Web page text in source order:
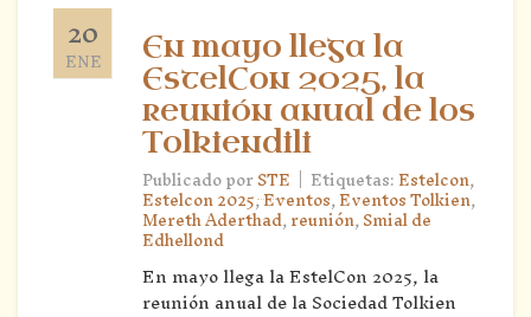
20
ENE
En mayo llega la
EstelCon 2025, la
reunión anual de los
Tolkiendili
Publicado porSTE | Etiquetas:Estelcon,
Estelcon 2025,Eventos,Eventos Tolkien,
Mereth Aderthad,reunión,Smial de
Edhellond
En mayo llega la EstelCon 2025, la
reunión anual de la Sociedad Tolkien